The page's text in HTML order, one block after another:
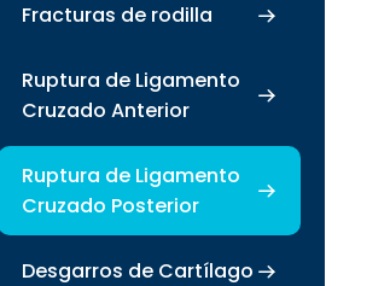
Fracturas de rodilla
Ruptura de Ligamento
Cruzado Anterior
Ruptura de Ligamento
Cruzado Posterior
Desgarros de Cartílago